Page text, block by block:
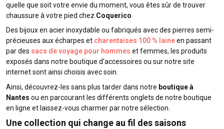
quelle que soit votre envie du moment, vous êtes sûr de trouver
chaussure à votre pied chez Coquerico
Des bijoux en acier inoxydable ou fabriqués avec des pierres semi-
précieuses aux écharpes et charentaises 100 % laineen passant
par des sacs de voyage pour hommes et femmes, les produits
exposés dans notre boutique d'accessoires ou sur notre site
internet sont ainsi choisis avec soin.
Ainsi, découvrez-les sans plus tarder dans notre boutique à
Nantes ou en parcourant les différents onglets de notre boutique
en ligne et laissez-vous charmer par notre sélection.
Une collection qui change au fil des saisons